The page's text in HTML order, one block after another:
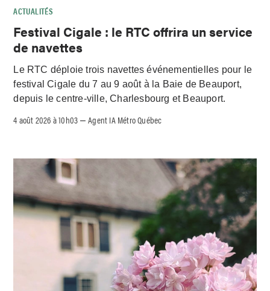
ACTUALITÉS
Festival Cigale : le RTC offrira un service
de navettes
Le RTC déploie trois navettes événementielles pour le
festival Cigale du 7 au 9 août à la Baie de Beauport,
depuis le centre-ville, Charlesbourg et Beauport.
4 août 2026 à 10h03 –Agent IA Métro Québec